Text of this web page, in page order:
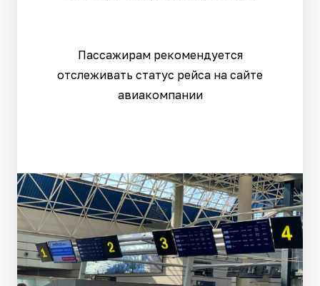
Пассажирам рекомендуется
отслеживать статус рейса на сайте
авиакомпании